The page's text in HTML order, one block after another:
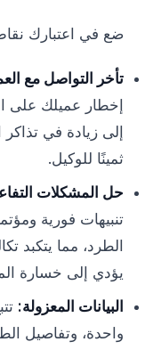
ضع في اعتبارك
تأخر التواصل مع
إخطار عميلك على
إلى زيادة في
ثمينًا للوكيل.
حل المشكلات
تنبيهات فورية
يؤدي إلى خسارة
البيانات المعزولة:
واحدة، وتفاصيل